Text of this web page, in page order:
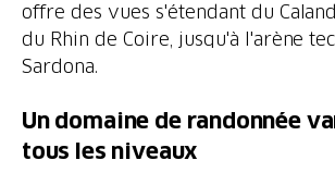
offre des vues s'étendant du
du Rhin de Coire, jusqu'à l'arène
Sardona.
Un domaine de randonnée